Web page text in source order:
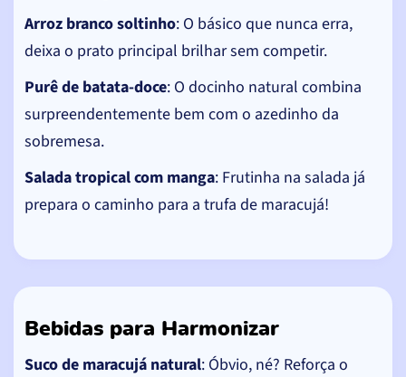
Arroz branco soltinho: O básico que nunca erra,
deixa o prato principal brilhar sem competir.
Purê de batata-doce: O docinho natural combina
surpreendentemente bem com o azedinho da
sobremesa.
Salada tropical com manga: Frutinha na salada já
prepara o caminho para a trufa de maracujá!
Bebidas para Harmonizar
Suco de maracujá natural: Óbvio, né? Reforça o